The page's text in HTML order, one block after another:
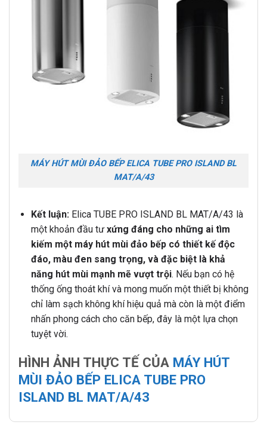
MÁY HÚT MÙI ĐẢO BẾP ELICA TUBE PRO ISLAND BL
MAT/A/43
Kết luận:Elica TUBE PRO ISLAND BL MAT/A/43 là
một khoản đầu tư xứng đáng cho những ai tìm
kiếm một máy hút mùi đảo bếp có thiết kế độc
đáo, màu đen sang trọng, và đặc biệt là khả
năng hút mùi mạnh mẽ vượt trội. Nếu bạn có hệ
thống ống thoát khí và mong muốn một thiết bị không
chỉ làm sạch không khí hiệu quả mà còn là một điểm
nhấn phong cách cho căn bếp, đây là một lựa chọn
tuyệt vời.
HÌNH ẢNH THỰC TẾ CỦA MÁY HÚT
MÙI ĐẢO BẾP ELICA TUBE PRO
ISLAND BL MAT/A/43